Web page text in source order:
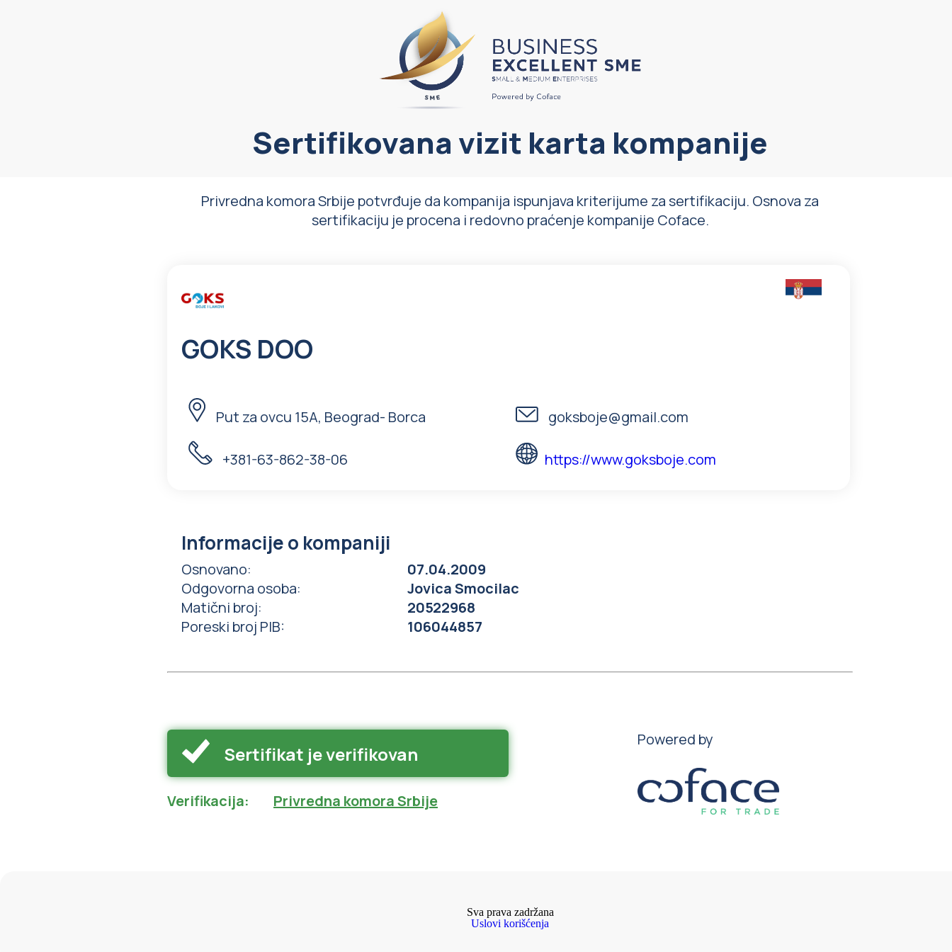
Sertifikovana vizit karta kompanije
Privredna komora Srbije potvrđuje da kompanija ispunjava kriterijume za sertifikaciju. Osnova za
sertifikaciju je procena i redovno praćenje kompanije Coface.
GOKS DOO
Put za ovcu 15A, Beograd- Borca goksboje@gmail.com
+381-63-862-38-06 https://www.goksboje.com
Informacije o kompaniji
Osnovano:
07.04.2009
Odgovorna osoba:
Jovica Smocilac
Matični broj:
20522968
Poreski broj PIB: 106044857
Sertifikat je verifikovan
Powered by
Verifikacija: Privredna komora Srbije
Sva prava zadržana
Uslovi korišćenja